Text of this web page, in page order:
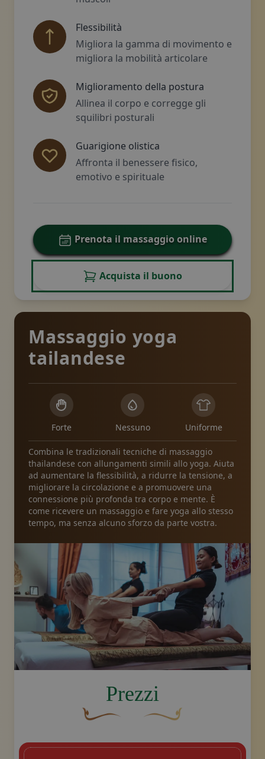
Flessibilità
Migliora la gamma di movimento e
migliora la mobilità articolare
Miglioramento della postura
Allinea il corpo e corregge gli
squilibri posturali
Guarigione olistica
Affronta il benessere fisico,
emotivo e spirituale
Prenota il massaggio online
Acquista il buono
Massaggio yoga
tailandese
Forte Nessuno Uniforme
Combina le tradizionali tecniche di massaggio
thailandese con allungamenti simili allo yoga. Aiuta
ad aumentare la flessibilità, a ridurre la tensione, a
migliorare la circolazione e a promuovere una
connessione più profonda tra corpo e mente. È
come ricevere un massaggio e fare yoga allo stesso
tempo, ma senza alcuno sforzo da parte vostra.
Prezzi